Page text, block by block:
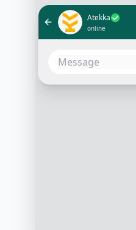
Atekka
online
Bonjour, ici Sophie de
Atekka. Merci pour
Votre besoin est